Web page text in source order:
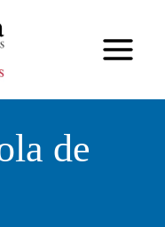
de